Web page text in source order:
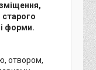
старого
форми.
отвором,